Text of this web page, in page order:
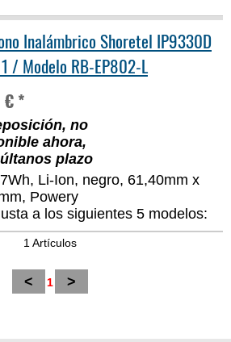
Inalámbrico Shoretel IP9330D
/ Modelo RB-EP802-L
€ *
no
ahora,
plazo
Li-Ion, negro, 61,40mm x
Powery
a los siguientes 5 modelos:
1 Artículos
< 1 >